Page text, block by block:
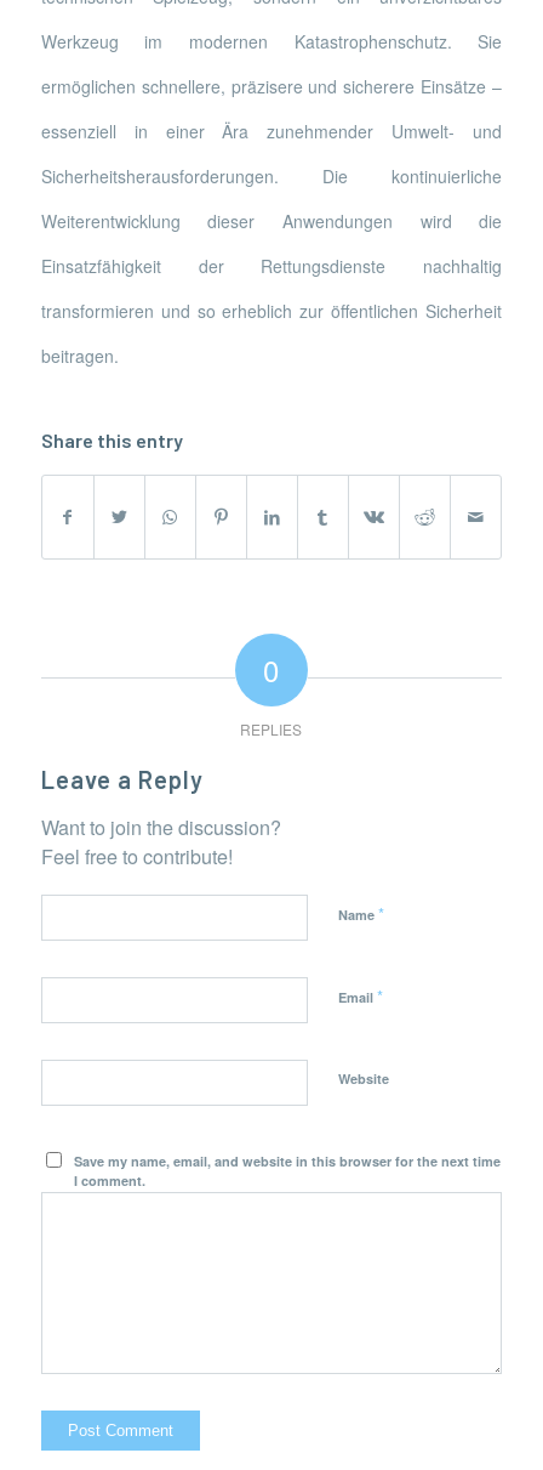
Werkzeug im modernen Katastrophenschutz. Sie
ermöglichen schnellere, präzisere und sicherere Einsätze –
essenziell in einer Ära zunehmender Umwelt- und
Sicherheitsherausforderungen. Die kontinuierliche
Weiterentwicklung dieser Anwendungen wird die
Einsatzfähigkeit der Rettungsdienste nachhaltig
transformieren und so erheblich zur öffentlichen Sicherheit
beitragen.
Share this entry
0
REPLIES
Leave a Reply
Want to join the discussion?
Feel free to contribute!
Name *
Email *
Website
Save my name, email, and website in this browser for the next time
I comment.